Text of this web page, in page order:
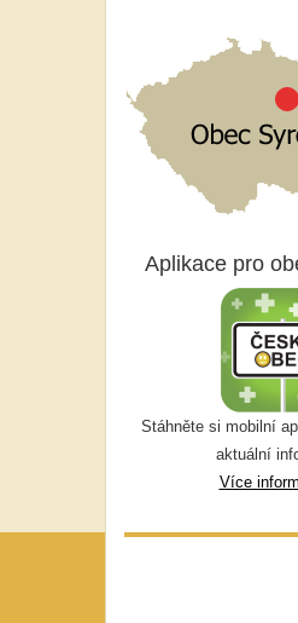
Aplikace pro
Stáhněte si mobilní
aktuální
Více